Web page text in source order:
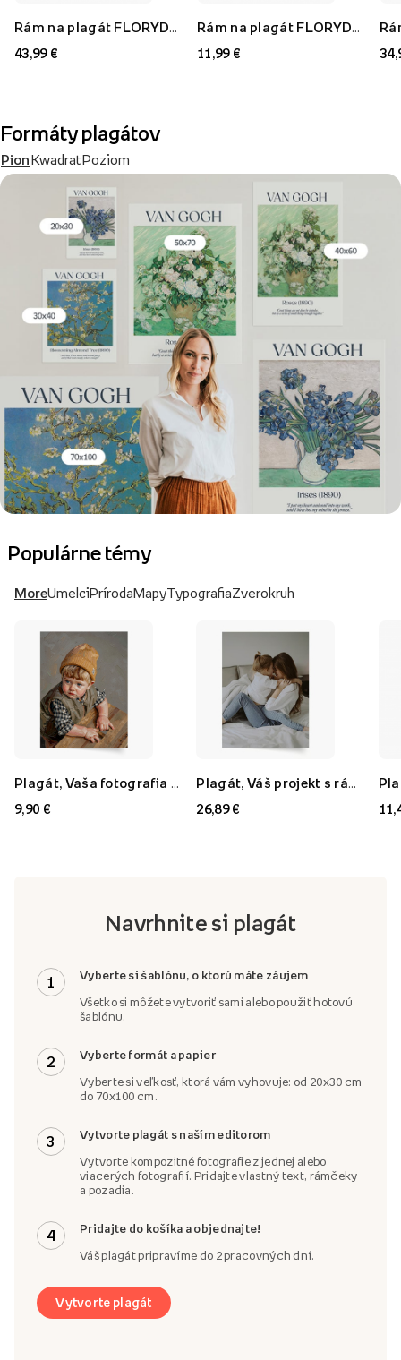
43,99 €
11,99 €
Formáty plagátov
PionKwadratPoziom
Populárne témy
MoreUmelciPrírodaMapyTypografiaZverokruh
9,90 €
26,89 €
Navrhnite si plagát
1 Vyberte si šablónu, o ktorú máte záujem
Všetko si môžete vytvoriť sami alebo použiť hotovú
šablónu.
2 Vyberte formát a papier
Vyberte si veľkosť, ktorá vám vyhovuje: od 20x30 cm
do 70x100 cm.
3 Vytvorte plagát s naším editorom
Vytvorte kompozitné fotografie z jednej alebo
viacerých fotografií. Pridajte vlastný text, rámčeky
a pozadia.
4 Pridajte do košíka a objednajte!
Váš plagát pripravíme do 2 pracovných dní.
Vytvorte plagát